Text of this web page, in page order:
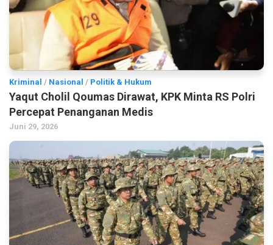
Kriminal / Nasional / Politik & Hukum
Yaqut Cholil Qoumas Dirawat, KPK Minta RS Polri
Percepat Penanganan Medis
Juni 29, 2026